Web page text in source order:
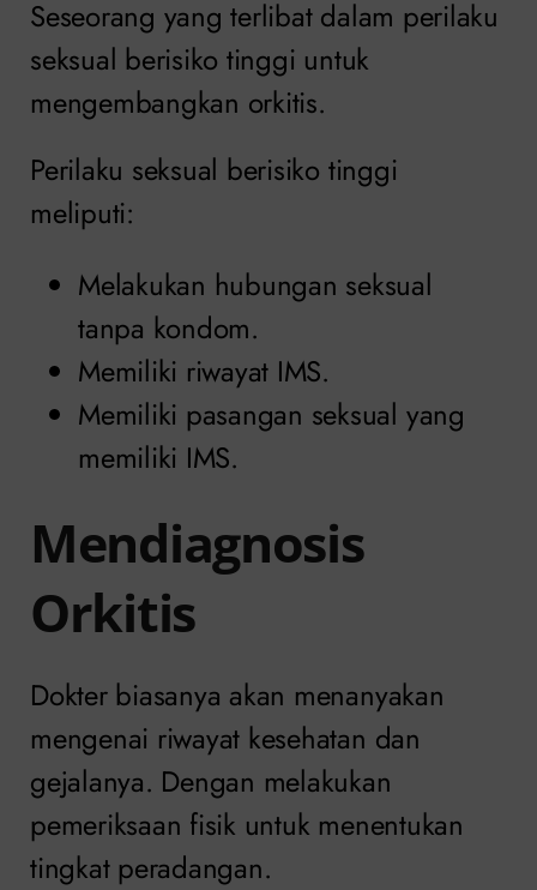
Seseorang yang terlibat dalam perilaku
seksual berisiko tinggi untuk
mengembangkan orkitis.
Perilaku seksual berisiko tinggi
meliputi:
Melakukan hubungan seksual
tanpa kondom.
Memiliki riwayat IMS.
Memiliki pasangan seksual yang
memiliki IMS.
Mendiagnosis
Orkitis
Dokter biasanya akan menanyakan
mengenai riwayat kesehatan dan
gejalanya. Dengan melakukan
pemeriksaan fisik untuk menentukan
tingkat peradangan.